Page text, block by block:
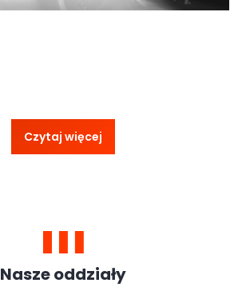
Czytaj więcej
Nasze oddziały